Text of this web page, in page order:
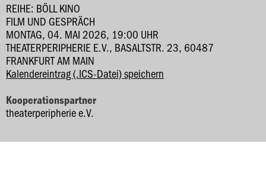
REIHE: BÖLL KINO
FILM UND GESPRÄCH
MONTAG, 04. MAI 2026, 19:00 UHR
THEATERPERIPHERIE E.V., BASALTSTR. 23, 60487
FRANKFURT AM MAIN
Kalendereintrag (.ICS-Datei) speichern
Kooperationspartner
theaterperipherie e.V.